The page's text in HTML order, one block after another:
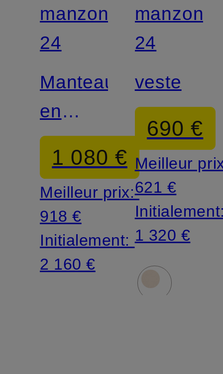
manzoni
24
Manteau
en
laine et
cachemire
1 080 €
Meilleur prix:
918 €
Initialement:
2 160 €
manzoni
24
veste
690 €
Meilleur
621 €
1 320 €